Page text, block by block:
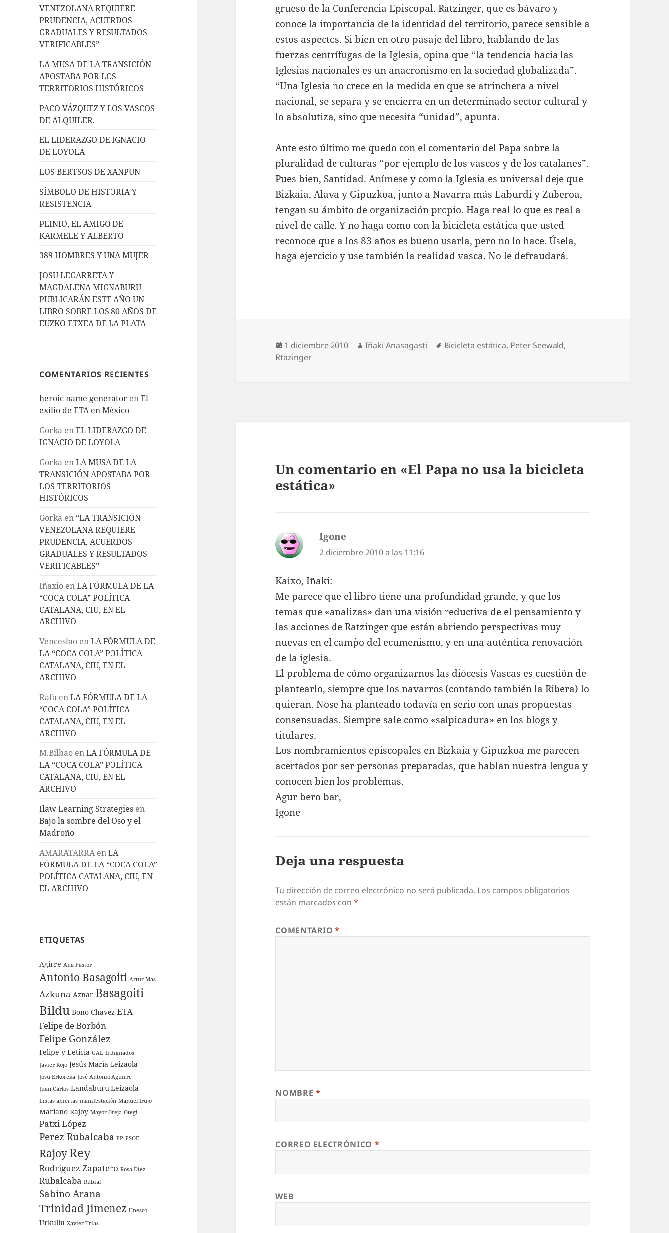
VENEZOLANA REQUIERE
PRUDENCIA, ACUERDOS
GRADUALES Y RESULTADOS
VERIFICABLES”
LA MUSA DE LA TRANSICIÓN
APOSTABA POR LOS
TERRITORIOS HISTÓRICOS
PACO VÁZQUEZ Y LOS VASCOS
DE ALQUILER.
EL LIDERAZGO DE IGNACIO
DE LOYOLA
LOS BERTSOS DE XANPUN
SÍMBOLO DE HISTORIA Y
RESISTENCIA
PLINIO, EL AMIGO DE
KARMELE Y ALBERTO
389 HOMBRES Y UNA MUJER
JOSU LEGARRETA Y
MAGDALENA MIGNABURU
PUBLICARÁN ESTE AÑO UN
LIBRO SOBRE LOS 80 AÑOS DE
EUZKO ETXEA DE LA PLATA
COMENTARIOS RECIENTES
heroic name generator enEl
exilio de ETA en México
Gorka enEL LIDERAZGO DE
IGNACIO DE LOYOLA
Gorka enLA MUSA DE LA
TRANSICIÓN APOSTABA POR
LOS TERRITORIOS
HISTÓRICOS
Gorka en “LA TRANSICIÓN
VENEZOLANA REQUIERE
PRUDENCIA, ACUERDOS
GRADUALES Y RESULTADOS
VERIFICABLES”
Iñaxio enLA FÓRMULA DE LA
“COCA COLA” POLÍTICA
CATALANA, CIU, EN EL
ARCHIVO
Venceslao enLA FÓRMULA DE
LA “COCA COLA” POLÍTICA
CATALANA, CIU, EN EL
ARCHIVO
Rafa enLA FÓRMULA DE LA
“COCA COLA” POLÍTICA
CATALANA, CIU, EN EL
ARCHIVO
M.Bilbao enLA FÓRMULA DE
LA “COCA COLA” POLÍTICA
CATALANA, CIU, EN EL
ARCHIVO
Ilaw Learning Strategies en
Bajo la sombre del Oso y el
Madroño
AMARATARRAenLA
FÓRMULA DE LA “COCA COLA”
POLÍTICA CATALANA, CIU, EN
EL ARCHIVO
ETIQUETAS
Agirre Ana Pastor
Antonio Basagoiti Artur Mas
Azkuna Aznar Basagoiti
Bildu Bono Chavez ETA
Felipe de Borbón
Felipe González
Felipe y Leticia GAL Indignados
Javier Rojo Jesús María Leizaola
Josu Erkoreka José Antonio Aguirre
Juan Carlos Landaburu Leizaola
Listas abiertas manifestación Manuel Irujo
Mariano Rajoy Mayor Oreja Otegi
Patxi López
Perez Rubalcaba PP PSOE
RajoyRey
Rodriguez Zapatero Rosa Díez
Rubalcaba Rubial
Sabino Arana
Trinidad Jimenez Unesco
Urkullu Xavier Trias
grueso de la Conferencia Episcopal. Ratzinger, que es bávaro y
conoce la importancia de la identidad del territorio, parece sensible a
estos aspectos. Si bien en otro pasaje del libro, hablando de las
fuerzas centrífugas de la Iglesia, opina que “la tendencia hacia las
Iglesias nacionales es un anacronismo en la sociedad globalizada”.
“Una Iglesia no crece en la medida en que se atrinchera a nivel
nacional, se separa y se encierra en un determinado sector cultural y
lo absolutiza, sino que necesita “unidad”, apunta.
Ante esto último me quedo con el comentario del Papa sobre la
pluralidad de culturas “por ejemplo de los vascos y de los catalanes”.
Pues bien, Santidad. Anímese y como la Iglesia es universal deje que
Bizkaia, Alava y Gipuzkoa, junto a Navarra más Laburdi y Zuberoa,
tengan su ámbito de organización propio. Haga real lo que es real a
nivel de calle. Y no haga como con la bicicleta estática que usted
reconoce que a los 83 años es bueno usarla, pero no lo hace. Úsela,
haga ejercicio y use también la realidad vasca. No le defraudará.
Publicado
el
1 diciembre 2010 Autor
Iñaki Anasagasti Etiquetas
Bicicleta estática, Peter Seewald,
Rtazinger
Un comentario en «El Papa no usa la bicicleta
estática»
Igone
2 diciembre 2010 a las 11:16
Kaixo, Iñaki:
Me parece que el libro tiene una profundidad grande, y que los
temas que «analizas» dan una visión reductiva de el pensamiento y
las acciones de Ratzinger que están abriendo perspectivas muy
nuevas en el cam`po del ecumenismo, y en una auténtica renovación
de la iglesia.
El problema de cómo organizarnos las diócesis Vascas es cuestión de
plantearlo, siempre que los navarros (contando también la Ribera) lo
quieran. Nose ha planteado todavía en serio con unas propuestas
consensuadas. Siempre sale como «salpicadura» en los blogs y
titulares.
Los nombramientos episcopales en Bizkaia y Gipuzkoa me parecen
acertados por ser personas preparadas, que hablan nuestra lengua y
conocen bien los problemas.
Agur bero bar,
Igone
Deja una respuesta
Tu dirección de correo electrónico no será publicada. Los campos obligatorios
están marcados con*
COMENTARIO*
NOMBRE *
CORREO ELECTRÓNICO *
WEB